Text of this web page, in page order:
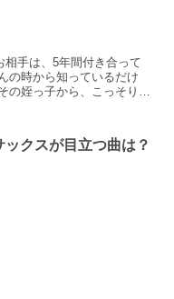
手は、5年間付き合って
の時から知っているだけ
姪っ子から、こっそり相
ックスが目立つ曲は？